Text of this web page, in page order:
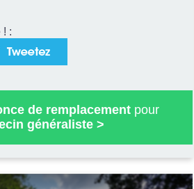
! :
de remplacement pour
généraliste>